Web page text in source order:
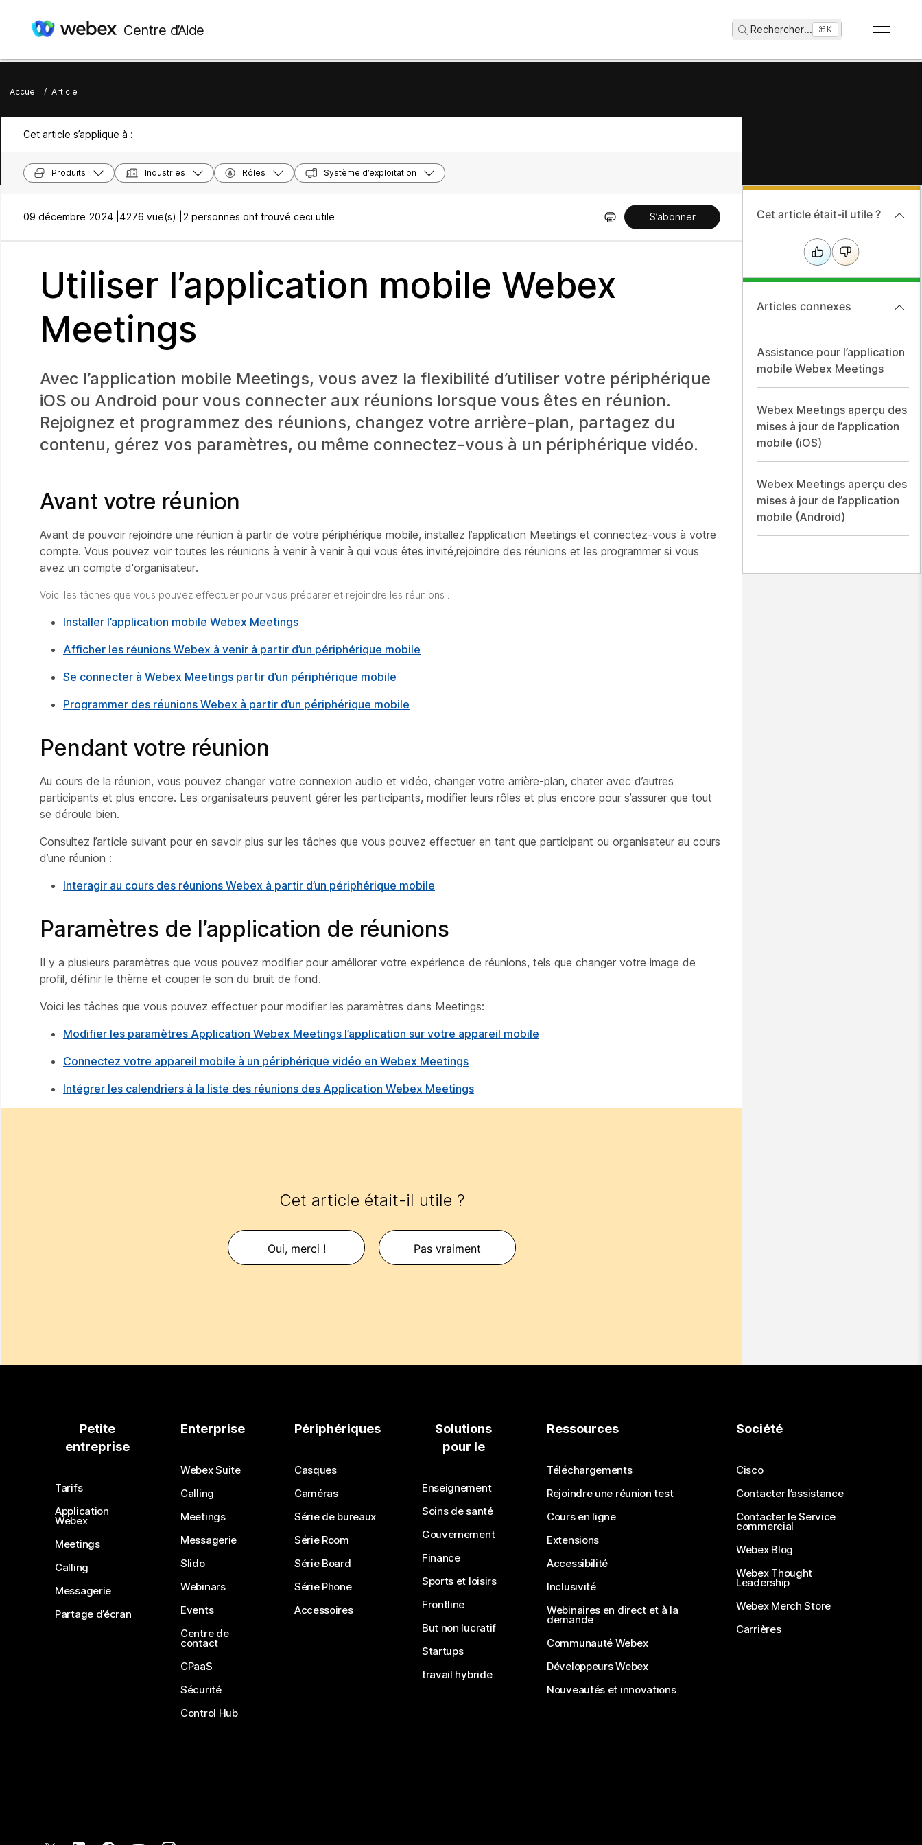
Centre d’Aide Rechercher... ⌘K
Accueil / Article
Cet article s’applique à :
Produits Industries Rôles Système d’exploitation
09 décembre 2024 | 4276 vue(s) | 2 personnes ont trouvé ceci utile S’abonner
Utiliser l’application mobile Webex
Meetings
Avec l’application mobile Meetings, vous avez la flexibilité d’utiliser votre périphérique
iOS ou Android pour vous connecter aux réunions lorsque vous êtes en réunion.
Rejoignez et programmez des réunions, changez votre arrière-plan, partagez du
contenu, gérez vos paramètres, ou même connectez-vous à un périphérique vidéo.
Avant votre réunion
Avant de pouvoir rejoindre une réunion à partir de votre périphérique mobile, installez l’application Meetings et connectez-vous à votre
compte. Vous pouvez voir toutes les réunions à venir à venir à qui vous êtes invité,rejoindre des réunions et les programmer si vous
avez un compte d'organisateur.
Voici les tâches que vous pouvez effectuer pour vous préparer et rejoindre les réunions :
Installer l’application mobile Webex Meetings
Afficher les réunions Webex à venir à partir d’un périphérique mobile
Se connecter à Webex Meetings partir d’un périphérique mobile
Programmer des réunions Webex à partir d’un périphérique mobile
Pendant votre réunion
Au cours de la réunion, vous pouvez changer votre connexion audio et vidéo, changer votre arrière-plan, chater avec d’autres
participants et plus encore. Les organisateurs peuvent gérer les participants, modifier leurs rôles et plus encore pour s’assurer que tout
se déroule bien.
Consultez l’article suivant pour en savoir plus sur les tâches que vous pouvez effectuer en tant que participant ou organisateur au cours
d’une réunion :
Interagir au cours des réunions Webex à partir d’un périphérique mobile
Paramètres de l’application de réunions
Il y a plusieurs paramètres que vous pouvez modifier pour améliorer votre expérience de réunions, tels que changer votre image de
profil, définir le thème et couper le son du bruit de fond.
Voici les tâches que vous pouvez effectuer pour modifier les paramètres dans Meetings:
Modifier les paramètres Application Webex Meetings l’application sur votre appareil mobile
Connectez votre appareil mobile à un périphérique vidéo en Webex Meetings
Intégrer les calendriers à la liste des réunions des Application Webex Meetings
Cet article était-il utile ?
Oui, merci ! Pas vraiment
Cet article était-il utile ?
Articles connexes
Assistance pour l’application
mobile Webex Meetings
Webex Meetings aperçu des
mises à jour de l’application
mobile (iOS)
Webex Meetings aperçu des
mises à jour de l’application
mobile (Android)
Petite
entreprise
Tarifs
Application
Webex
Meetings
Calling
Messagerie
Partage d’écran
Enterprise
Webex Suite
Calling
Meetings
Messagerie
Slido
Webinars
Events
Centre de
contact
CPaaS
Sécurité
Control Hub
Périphériques
Casques
Caméras
Série de bureaux
Série Room
Série Board
Série Phone
Accessoires
Solutions
pour le
Enseignement
Soins de santé
Gouvernement
Finance
Sports et loisirs
Frontline
But non lucratif
Startups
travail hybride
Ressources
Téléchargements
Rejoindre une réunion test
Cours en ligne
Extensions
Accessibilité
Inclusivité
Webinaires en direct et à la
demande
Communauté Webex
Développeurs Webex
Nouveautés et innovations
Société
Cisco
Contacter l’assistance
Contacter le Service
commercial
Webex Blog
Webex Thought
Leadership
Webex Merch Store
Carrières